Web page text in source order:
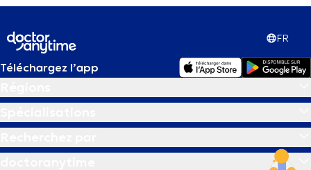
FR
Téléchargez l’app